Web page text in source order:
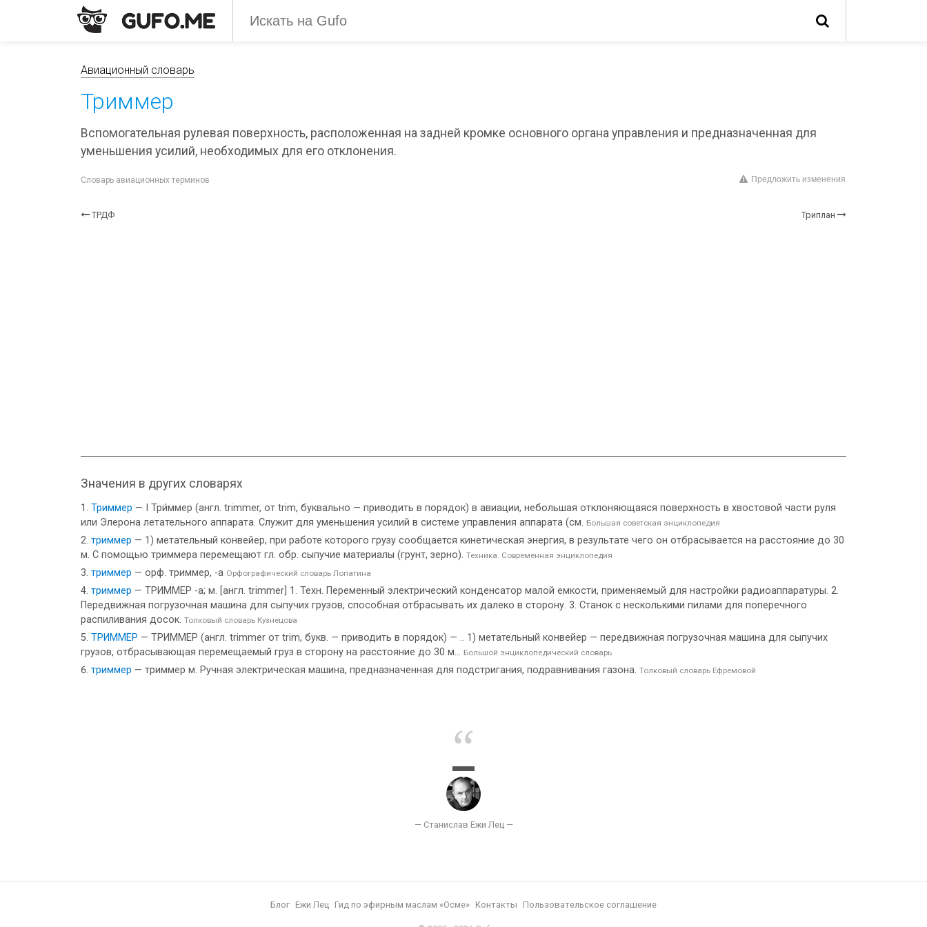
Авиационный словарь
Триммер
Вспомогательная рулевая поверхность, расположенная на задней кромке основного органа управления и предназначенная для
уменьшения усилий, необходимых для его отклонения.
Словарь авиационных терминов Предложить изменения
ТРДФ Триплан
Значения в других словарях
Триммер — I Три́ммер (англ. trimmer, от trim, буквально — приводить в порядок) в авиации, небольшая отклоняющаяся поверхность в хвостовой части руля
или Элерона летательного аппарата. Служит для уменьшения усилий в системе управления аппарата (см. Большая советская энциклопедия
триммер — 1) метательный конвейер, при работе которого грузу сообщается кинетическая энергия, в результате чего он отбрасывается на расстояние до 30
м. С помощью триммера перемещают гл. обр. сыпучие материалы (грунт, зерно). Техника. Современная энциклопедия
триммер — орф. триммер, -а Орфографический словарь Лопатина
триммер — ТРИММЕР -а; м. [англ. trimmer] 1. Техн. Переменный электрический конденсатор малой емкости, применяемый для настройки радиоаппаратуры. 2.
Передвижная погрузочная машина для сыпучих грузов, способная отбрасывать их далеко в сторону. 3. Станок с несколькими пилами для поперечного
распиливания досок. Толковый словарь Кузнецова
ТРИММЕР — ТРИММЕР (англ. trimmer от trim, букв. — приводить в порядок) — .. 1) метательный конвейер — передвижная погрузочная машина для сыпучих
грузов, отбрасывающая перемещаемый груз в сторону на расстояние до 30 м... Большой энциклопедический словарь
триммер — триммер м. Ручная электрическая машина, предназначенная для подстригания, подравнивания газона. Толковый словарь Ефремовой
Блог Ежи Лец Гид по эфирным маслам «Осме» Контакты Пользовательское соглашение